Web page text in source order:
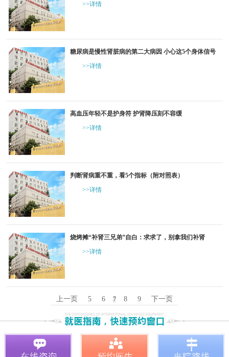
>>详情
糖尿病是慢性肾脏病的第二大病因 小心这5个身体信号
>>详情
高血压年轻不是护身符 护肾降压刻不容缓
>>详情
判断肾病重不重，看5个指标（附对照表）
>>详情
烧烤摊“补肾三兄弟”自白：求求了，别拿我们补肾
>>详情
上一页 5 6 7 8 9 下一页